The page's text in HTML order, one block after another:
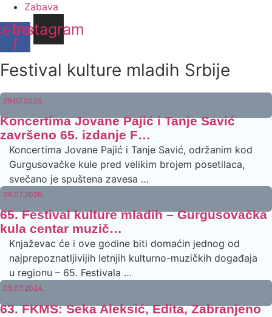
Zabava
f
Instagram
Festival kulture mladih Srbije
29.07.2026.
Koncertima Jovane Pajić i Tanje Savić
završeno 65. izdanje F…
Koncertima Jovane Pajić i Tanje Savić, održanim kod
Gurgusovačke kule pred velikim brojem posetilaca,
svečano je spuštena zavesa …
06.07.2026.
65. Festival kulture mladih – Gurgusovačka
kula centar muzič…
Knjaževac će i ove godine biti domaćin jednog od
najprepoznatljivijih letnjih kulturno-muzičkih događaja
u regionu – 65. Festivala …
05.07.2024.
63. FKMS: Seka Aleksić, Edita, Zabranjeno